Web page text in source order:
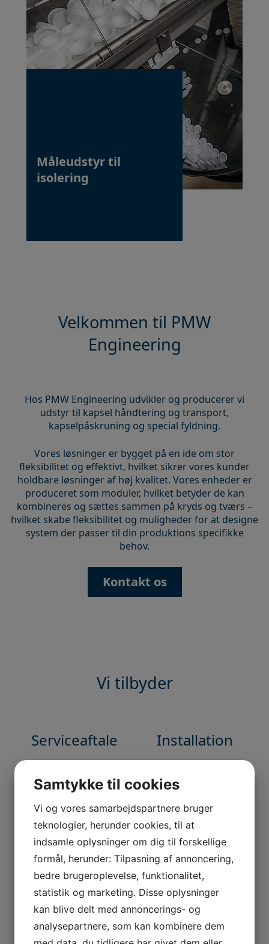
Måleudstyr til
isolering
Velkommen til PMW
Engineering
Hos PMW Engineering udvikler og producerer vi
udstyr til kapsel håndtering og transport,
kapselpåskruning og special fyldning.
Vores løsninger er bygget på en ide om stor
fleksibilitet og effektivt, hvilket sikrer vores kunder
holdbare løsninger af høj kvalitet. Vores enheder er
produceret som moduler, hvilket betyder de kan
kombineres og sættes sammen på kryds og tværs –
hvilket skabe fleksibilitet og muligheder for at designe
system der passer til din produktions specifikke
behov.
Kontakt os
Vi tilbyder
Serviceaftale Installation
Teknisk support
Service og
vedligehold
Formatdele for
let udskiftning
Samtykke til cookies
Vi og vores samarbejdspartnere bruger
teknologier, herunder cookies, til at
indsamle oplysninger om dig til forskellige
formål, herunder: Tilpasning af annoncering,
bedre brugeroplevelse, funktionalitet,
statistik og marketing. Disse oplysninger
kan blive delt med annoncerings- og
analysepartnere, som kan kombinere dem